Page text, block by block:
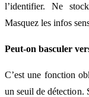
l’identifier. Ne
Masquez les infos
Peut-on basculer
C’est une fonction
un seuil de détection.